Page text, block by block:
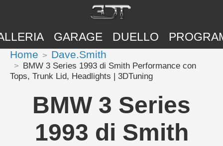
GARAGE DUELLO
Home Dave.Smith
BMW 3 Series 1993 di Smith Performance con
Tops, Trunk Lid, Headlights | 3DTuning
BMW 3 Series
1993 di Smith